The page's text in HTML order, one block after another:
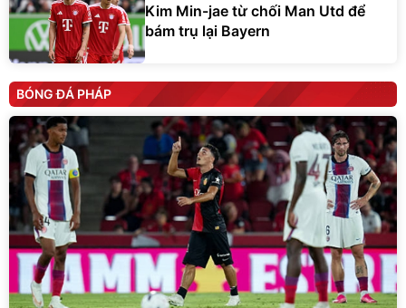
Kim Min-jae từ chối Man Utd để
bám trụ lại Bayern
BÓNG ĐÁ PHÁP